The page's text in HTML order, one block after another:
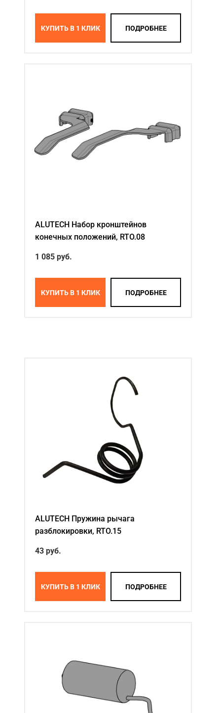
КУПИТЬ В 1 КЛИК ПОДРОБНЕЕ
ALUTECH Набор кронштейнов
конечных положений, RTO.08
1 085 руб.
КУПИТЬ В 1 КЛИК ПОДРОБНЕЕ
ALUTECH Пружина рычага
разблокировки, RTO.15
43 руб.
КУПИТЬ В 1 КЛИК ПОДРОБНЕЕ